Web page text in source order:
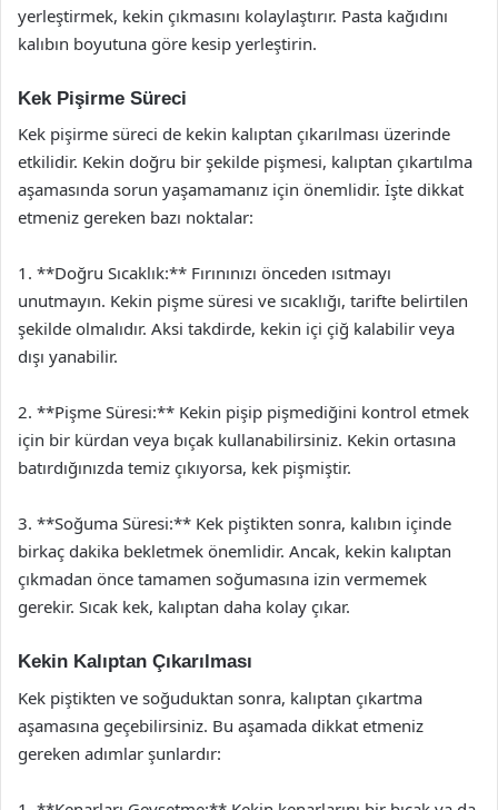
yerleştirmek, kekin çıkmasını kolaylaştırır. Pasta kağıdını
kalıbın boyutuna göre kesip yerleştirin.
Kek Pişirme Süreci
Kek pişirme süreci de kekin kalıptan çıkarılması üzerinde
etkilidir. Kekin doğru bir şekilde pişmesi, kalıptan çıkartılma
aşamasında sorun yaşamamanız için önemlidir. İşte dikkat
etmeniz gereken bazı noktalar:
1. **Doğru Sıcaklık:** Fırınınızı önceden ısıtmayı
unutmayın. Kekin pişme süresi ve sıcaklığı, tarifte belirtilen
şekilde olmalıdır. Aksi takdirde, kekin içi çiğ kalabilir veya
dışı yanabilir.
2. **Pişme Süresi:** Kekin pişip pişmediğini kontrol etmek
için bir kürdan veya bıçak kullanabilirsiniz. Kekin ortasına
batırdığınızda temiz çıkıyorsa, kek pişmiştir.
3. **Soğuma Süresi:** Kek piştikten sonra, kalıbın içinde
birkaç dakika bekletmek önemlidir. Ancak, kekin kalıptan
çıkmadan önce tamamen soğumasına izin vermemek
gerekir. Sıcak kek, kalıptan daha kolay çıkar.
Kekin Kalıptan Çıkarılması
Kek piştikten ve soğuduktan sonra, kalıptan çıkartma
aşamasına geçebilirsiniz. Bu aşamada dikkat etmeniz
gereken adımlar şunlardır: